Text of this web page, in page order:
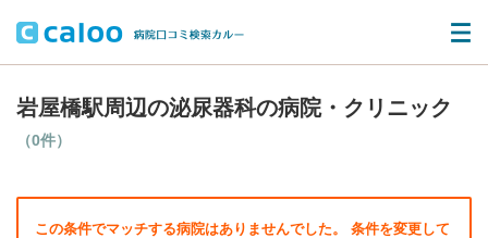
岩屋橋駅周辺の泌尿器科の病院・クリニック
（0件）
この条件でマッチする病院はありませんでした。 条件を変更して